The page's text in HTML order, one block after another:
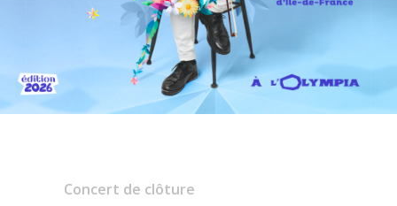
Concert de clôture